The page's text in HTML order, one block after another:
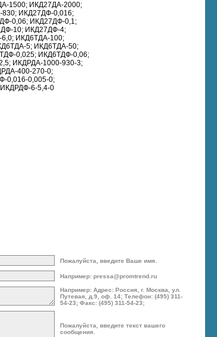
1500; ИКД27ДА-2000;
ИКД27ДФ-0,016;
0,06; ИКД27ДФ-0,1;
10; ИКД27ДФ-4;
ИКД6ТДА-100;
5; ИКД6ТДА-50;
0,025; ИКД6ТДФ-0,06;
ИКДРДА-1000-930-3;
400-270-0;
0,016-0,005-0;
ИКДРДФ-6-5,4-0
Пожалуйста, введите Ваше имя.
Например: pressa@promtrend.ru
Например: Адрес: Россия, г. Москва, ул.
Путевая, д.9, оф. 14; Телефон: (495) 311-
54-23; Факс: (495) 311-54-23;
Пожалуйста, введите текст вашего
сообщения.